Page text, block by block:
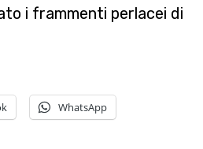
i frammenti perlacei di
WhatsApp